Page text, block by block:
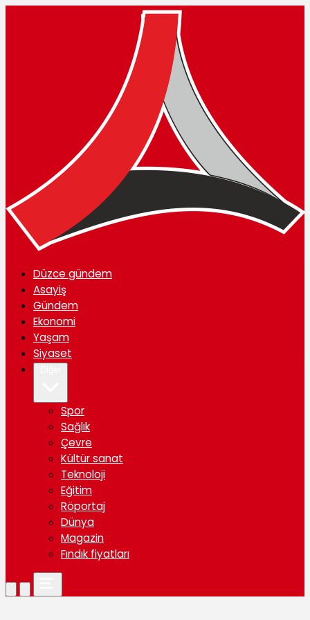
Düzce gündem
Asayiş
Gündem
Ekonomi
Yaşam
Siyaset
Spor
Sağlık
Çevre
Kültür sanat
Teknoloji
Eğitim
Röportaj
Dünya
Magazin
Fındık fiyatları